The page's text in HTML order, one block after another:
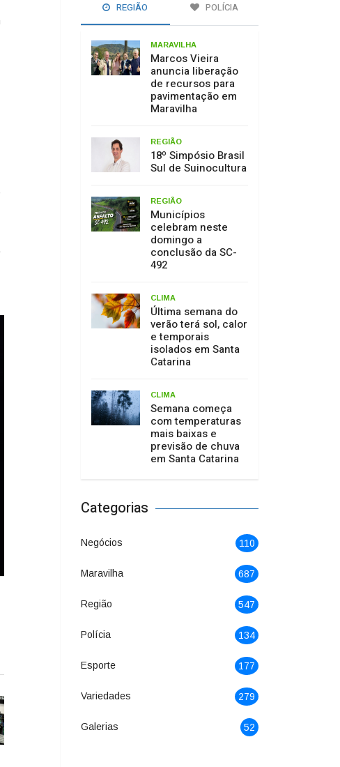
REGIÃO POLÍCIA
MARAVILHA
Marcos Vieira
anuncia liberação
de recursos para
pavimentação em
Maravilha
REGIÃO
18º Simpósio Brasil
Sul de Suinocultura
REGIÃO
Municípios
celebram neste
domingo a
conclusão da SC-
492
CLIMA
Última semana do
verão terá sol, calor
e temporais
isolados em Santa
Catarina
CLIMA
Semana começa
com temperaturas
mais baixas e
previsão de chuva
em Santa Catarina
Categorias
Negócios 110
Maravilha 687
Região 547
Polícia 134
Esporte 177
Variedades 279
Galerias 52